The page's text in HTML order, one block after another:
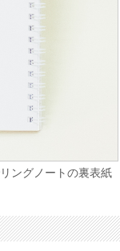
ングノートの裏表紙